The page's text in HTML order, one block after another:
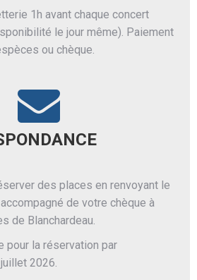
1h avant chaque concert
le jour même). Paiement
ou chèque.
des places en renvoyant le
de votre chèque à
de Blanchardeau.
pour la réservation par
2026.